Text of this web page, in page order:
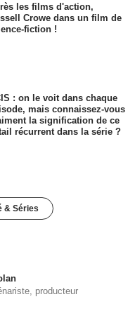
les films d'action,
Crowe dans un film de
fiction !
: on le voit dans chaque
mais connaissez-vous
la signification de ce
récurrent dans la série ?
& Séries
producteur